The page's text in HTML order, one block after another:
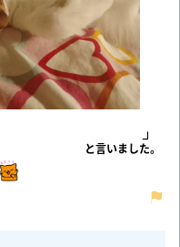
と言いました。